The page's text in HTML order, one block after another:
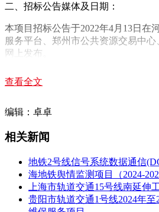
二、招标公告媒体及日期：
本项目招标公告于2022年4月13日在
服务平台、郑州市公共资源交易中
网上发布。
三、项目延期信息：
年5月12日10时00分，根据《郑州市
神，经招标人和监督部门同意，现项
间和投标截止时间（开标时间）另
不便敬请谅解。
四、发布公告的媒介：
查看全文
编辑：卓卓
相关新闻
地铁2号线信号系统数据通信
海地铁舆情监测项目（2024-
上海市轨道交通15号线南延伸
贵阳市轨道交通1号线2024年